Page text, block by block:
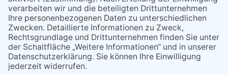
04.02.2026
Gelbe Tonne – Ein kleiner Blick
über den Tellerand
04.02.2026
Plastikersparnis durch Nutzung
von Gelber Tonne statt Säcken